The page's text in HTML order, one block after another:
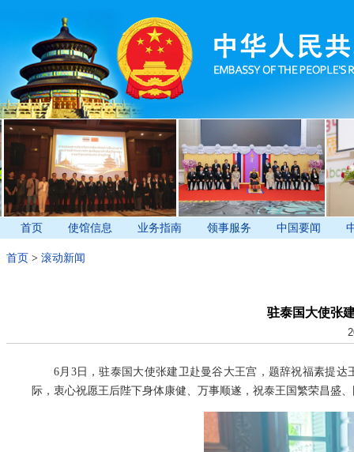
首页 使馆信息 业务指南 领事服务 中国要闻
首页 > 滚动新闻
驻泰国大使张
6月3日，驻泰国大使张建卫赴曼谷大王宫，题辞祝福素提
际，衷心祝愿王后陛下身体康健、万事顺遂，祝泰王国繁荣昌盛